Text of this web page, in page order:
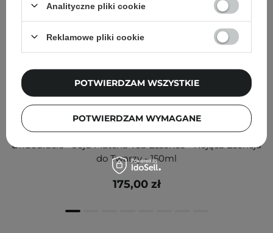
Dr.Ceuracle - Jeju Matcha Tea Essence - Kojąca Esencja
do Twarzy - 150ml
175,00 zł
Analityczne pliki cookie
Reklamowe pliki cookie
POTWIERDZAM WYMAGANE
POTWIERDZAM WSZYSTKIE